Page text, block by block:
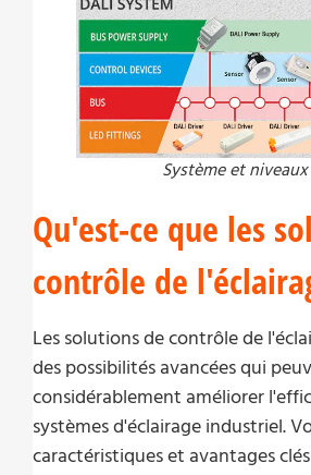
Système et
Qu'est-ce que les
contrôle de
Les solutions de contrôle de
des possibilités avancées qui
considérablement améliorer
systèmes d'éclairage industriel.
caractéristiques et avantages